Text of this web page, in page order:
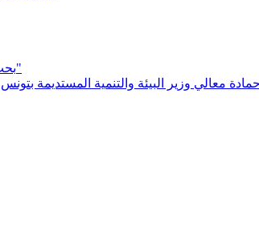
بحث عن "أدوار المرأة المصرية في التنمية الإقتصادية و الإجتماعية بعد ثورة 25 يناير 2011"
معالي وزير البيئة والتنمية المستديمة